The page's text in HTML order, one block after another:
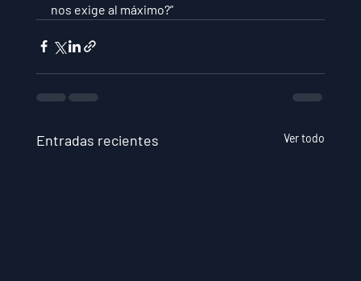
nos exige al máximo?”
Entradas recientes Ver todo